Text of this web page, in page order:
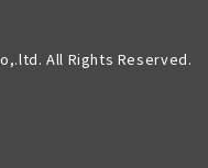
All Rights Reserved.